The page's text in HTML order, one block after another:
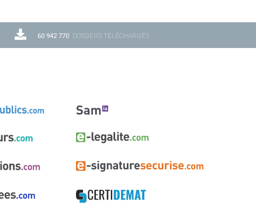
60 942 770 DOSSIERS TÉLÉCHARGÉS